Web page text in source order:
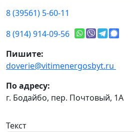
8 (39561) 5-60-11
8 (914) 914-09-56
Пишите:
doverie@vitimenergosbyt.ru
По адресу:
г. Бодайбо, пер. Почтовый, 1А
Текст